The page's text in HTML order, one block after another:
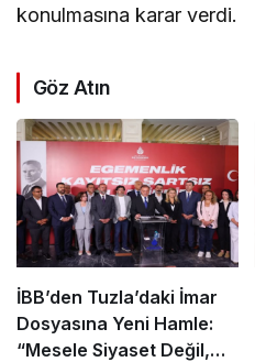
konulmasına karar verdi.
Göz Atın
İBB’den Tuzla’daki İmar
Dosyasına Yeni Hamle:
“Mesele Siyaset Değil,